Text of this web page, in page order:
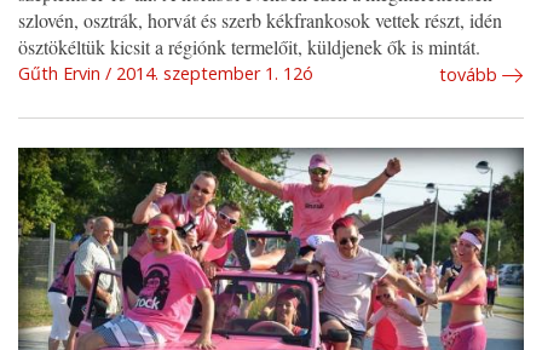
szlovén, osztrák, horvát és szerb kékfrankosok vettek részt, idén
ösztökéltük kicsit a régiónk termelőit, küldjenek ők is mintát.
Gűth Ervin 2014. szeptember 1. 12ó tovább